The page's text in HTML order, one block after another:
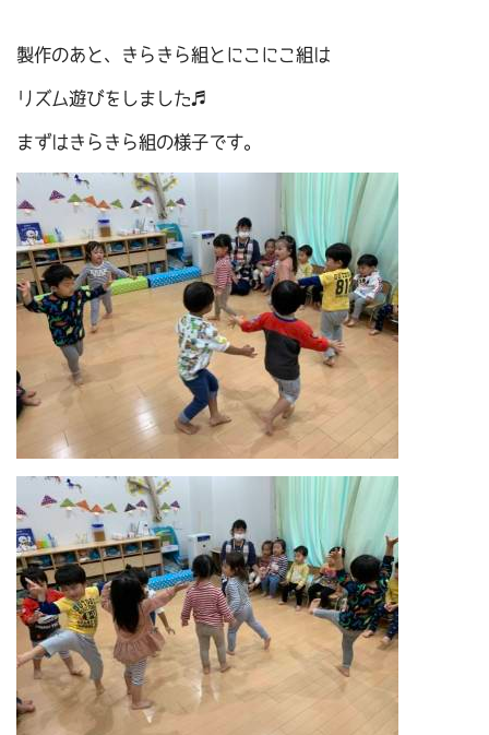
製作のあと、きらきら組とにこにこ組は
リズム遊びをしました♬
まずはきらきら組の様子です。